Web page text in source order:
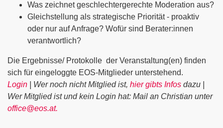
Was zeichnet geschlechtergerechte Moderation aus?
Gleichstellung als strategische Priorität - proaktiv
oder nur auf Anfrage? Wofür sind Berater:innen
verantwortlich?
Die Ergebnisse/ Protokolle der Veranstaltung(en) finden
sich für eingeloggte EOS-Mitglieder unterstehend.
Login | Wer noch nicht Mitglied ist, hier gibts Infos dazu |
Wer Mitglied ist und kein Login hat: Mail an Christian unter
office@eos.at.